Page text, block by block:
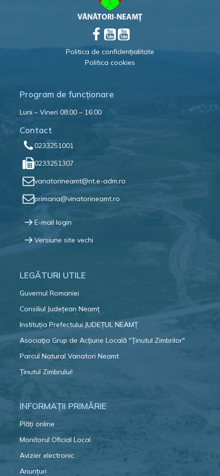
Politica de confidențialitate
Politica cookies
Program de funcționare
Luni – Vineri 08:00 – 16:00
Contact
0233251001
0233251307
vanatorineamt@nt.e-adm.ro
primaria@vinatorineamt.ro
E-mail login
Versiune site vechi
LEGĂTURI UTILE
Guvernul Romaniei
Consiliul Județean Neamț
Instituția Prefectului JUDEȚUL NEAMȚ
Asociaţia Grup de Acţiune Locală "Ţinutul Zimbrilor"
Parcul Natural Vanatori Neamt
Ținutul Zimbrului!
INFORMAȚII PRIMĂRIE
Plăți online
Monitorul Oficial Local
Avizier electronic
Anunțuri